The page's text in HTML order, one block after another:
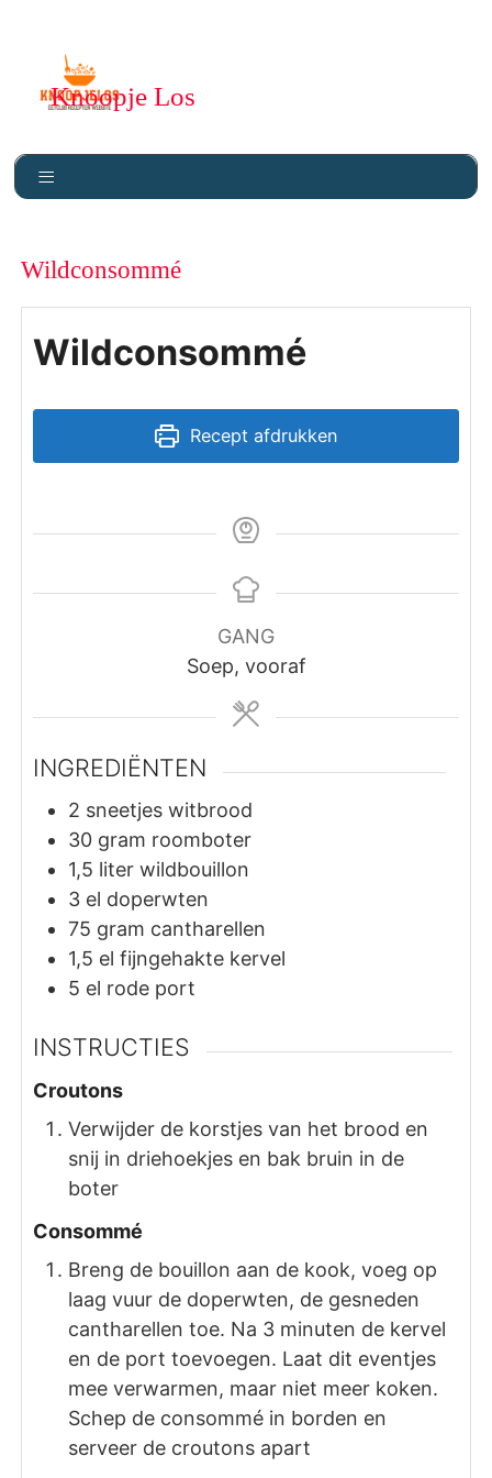
Knoopje Los
Wildconsommé
Wildconsommé
Recept afdrukken
GANG
Soep, vooraf
INGREDIËNTEN
2 sneetjes witbrood
30 gram roomboter
1,5 liter wildbouillon
3 el doperwten
75 gram cantharellen
1,5 el fijngehakte kervel
5 el rode port
INSTRUCTIES
Croutons
Verwijder de korstjes van het brood en
snij in driehoekjes en bak bruin in de
boter
Consommé
Breng de bouillon aan de kook, voeg op
laag vuur de doperwten, de gesneden
cantharellen toe. Na 3 minuten de kervel
en de port toevoegen. Laat dit eventjes
mee verwarmen, maar niet meer koken.
Schep de consommé in borden en
serveer de croutons apart